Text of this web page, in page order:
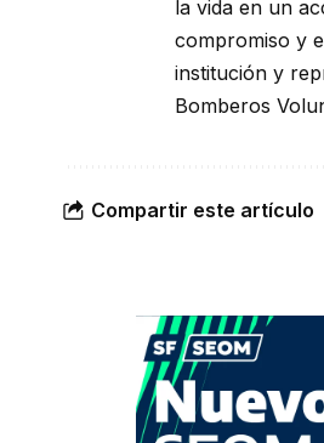
la vida en un
compromiso y
institución y
Bomberos
Compartir este artículo